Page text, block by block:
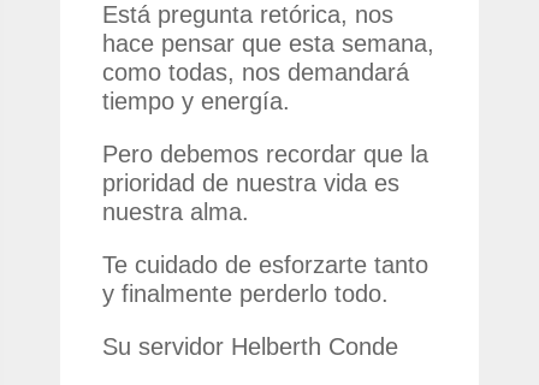
Está pregunta retórica, nos
hace pensar que esta semana,
como todas, nos demandará
tiempo y energía.
Pero debemos recordar que la
prioridad de nuestra vida es
nuestra alma.
Te cuidado de esforzarte tanto
y finalmente perderlo todo.
Su servidor Helberth Conde